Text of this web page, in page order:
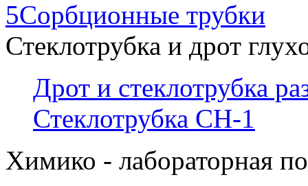
5Сорбционные трубки
Стеклотрубка и дрот
Дрот и стеклотрубка
Стеклотрубка СН-1
Химико - лабораторная